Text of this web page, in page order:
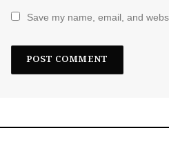
Save my name, email, and